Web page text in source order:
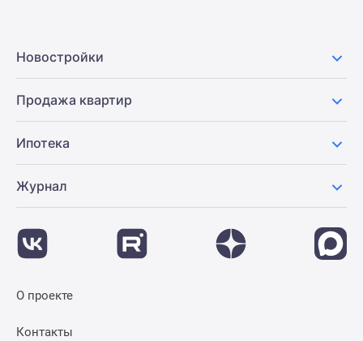
Новостройки
Продажа квартир
Ипотека
Журнал
О проекте
Контакты